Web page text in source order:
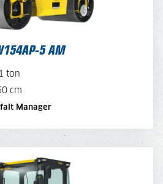
5 AM
ton
cm
Manager
5 AM HYBRIDE